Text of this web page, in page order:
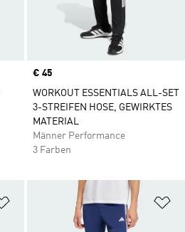
Price
€ 45
WORKOUT ESSENTIALS ALL-SET
3-STREIFEN HOSE, GEWIRKTES
MATERIAL
Männer Performance
3 Farben
Zur Wunschliste hinzufügen